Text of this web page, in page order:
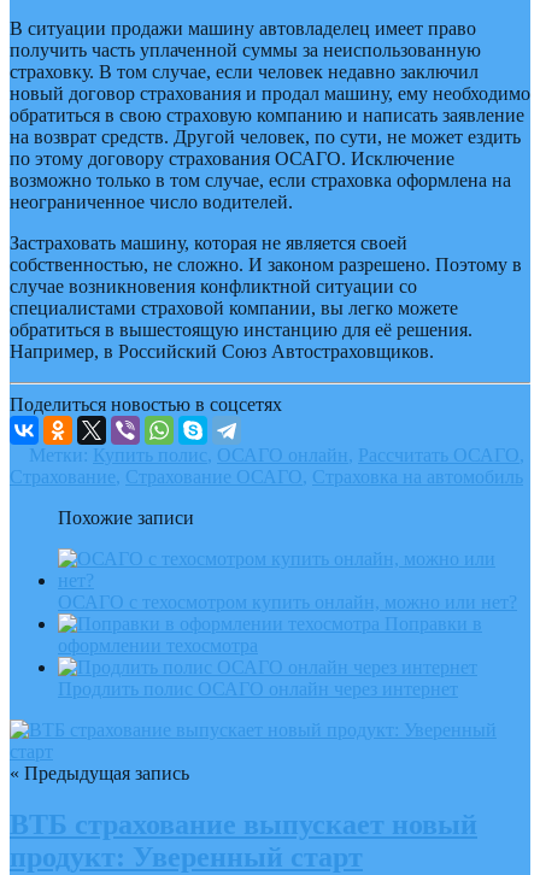
В ситуации продажи машину автовладелец имеет право
получить часть уплаченной суммы за неиспользованную
страховку. В том случае, если человек недавно заключил
новый договор страхования и продал машину, ему необходимо
обратиться в свою страховую компанию и написать заявление
на возврат средств. Другой человек, по сути, не может ездить
по этому договору страхования ОСАГО. Исключение
возможно только в том случае, если страховка оформлена на
неограниченное число водителей.
Застраховать машину, которая не является своей
собственностью, не сложно. И законом разрешено. Поэтому в
случае возникновения конфликтной ситуации со
специалистами страховой компании, вы легко можете
обратиться в вышестоящую инстанцию для её решения.
Например, в Российский Союз Автостраховщиков.
Поделиться новостью в соцсетях
Метки: Купить полис, ОСАГО онлайн, Рассчитать ОСАГО,
Страхование, Страхование ОСАГО, Страховка на автомобиль
Похожие записи
ОСАГО с техосмотром купить онлайн, можно или нет?
Поправки в
оформлении техосмотра
Продлить полис ОСАГО онлайн через интернет
« Предыдущая запись
ВТБ страхование выпускает новый
продукт: Уверенный старт